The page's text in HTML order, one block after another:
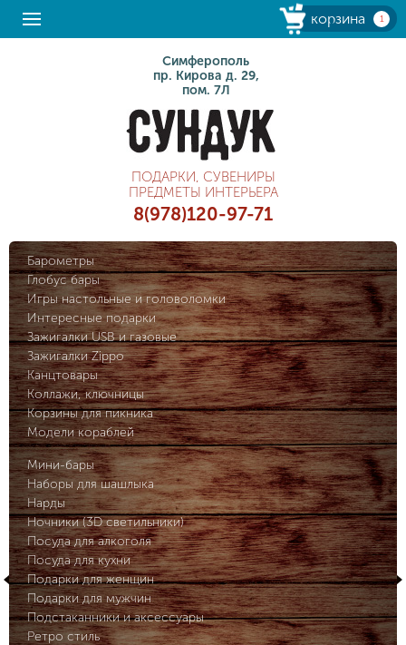
корзина 1
Симферополь
пр. Кирова д. 29,
пом. 7Л
ПОДАРКИ, СУВЕНИРЫ
ПРЕДМЕТЫ ИНТЕРЬЕРА
8(978)120-97-71
Барометры
Глобус бары
Игры настольные и головоломки
Интересные подарки
Зажигалки USB и газовые
Зажигалки Zippo
Канцтовары
Коллажи, ключницы
Корзины для пикника
Модели кораблей
Мини-бары
Наборы для шашлыка
Нарды
Ночники (3D светильники)
Посуда для алкоголя
Посуда для кухни
Подарки для женщин
Подарки для мужчин
Подстаканники и аксессуары
Ретро стиль